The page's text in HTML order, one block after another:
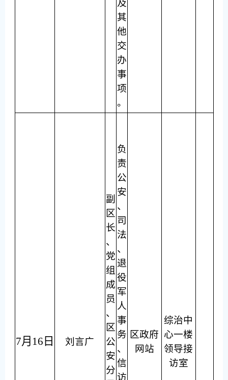
及
其
他
交
办
事
项
。
7月16日 刘言广
副
区
长
、
党
组
成
员
、
区
公
安
分
负
责
公
安
、
司
法
、
退
役
军
人
事
务
、
信
访
区政府
网站
综治中
心一楼
领导接
访室